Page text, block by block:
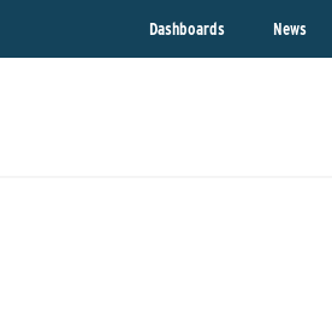
Dashboards News